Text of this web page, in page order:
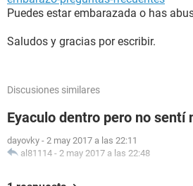
Puedes estar embarazada o has
Saludos y gracias por escribir.
Discusiones similares
Eyaculo dentro pero no sentí
dayovky - 2 may 2017 a las 22:11
al81114 - 2 may 2017 a las 22:48